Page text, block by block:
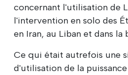
concernant l'utilisation de
l'intervention en solo des
en Iran, au Liban et dans la
Ce qui était autrefois une
d'utilisation de la